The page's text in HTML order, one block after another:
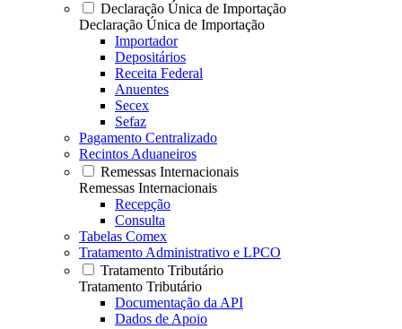
Declaração Única de Importação
Declaração Única de Importação
Importador
Depositários
Receita Federal
Anuentes
Secex
Sefaz
Pagamento Centralizado
Recintos Aduaneiros
Remessas Internacionais
Remessas Internacionais
Recepção
Consulta
Tabelas Comex
Tratamento Administrativo e LPCO
Tratamento Tributário
Tratamento Tributário
Documentação da API
Dados de Apoio